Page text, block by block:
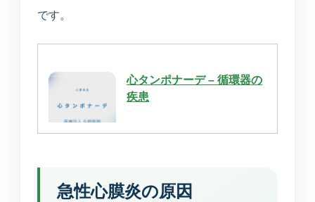
アクセス
採用情報
募集中の職種と応募方法
アクセス
です。
心タンポナーデ – 循環器の
疾患
急性心膜炎の原因